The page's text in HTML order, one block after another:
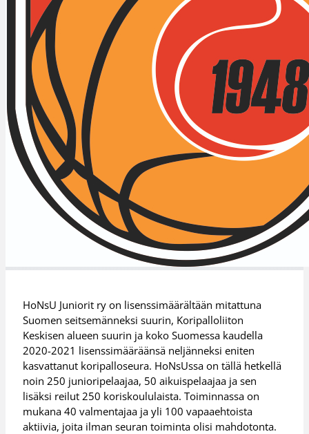
HoNsU Juniorit ry on lisenssimäärältään mitattuna
Suomen seitsemänneksi suurin, Koripalloliiton
Keskisen alueen suurin ja koko Suomessa kaudella
2020-2021 lisenssimääräänsä neljänneksi eniten
kasvattanut koripalloseura. HoNsUssa on tällä hetkellä
noin 250 junioripelaajaa, 50 aikuispelaajaa ja sen
lisäksi reilut 250 koriskoululaista. Toiminnassa on
mukana 40 valmentajaa ja yli 100 vapaaehtoista
aktiivia, joita ilman seuran toiminta olisi mahdotonta.